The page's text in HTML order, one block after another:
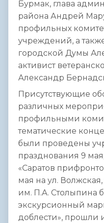
Бурмак, глава
района Андрей
профильных
учреждений, а
городской Думы
активист
Александр
Присутствующие
различных
профильными
тематические
были проведены
празднования 9
«Саратов
мая на ул.
им. П.А. Столыпина
экскурсионный
доблести», прошли